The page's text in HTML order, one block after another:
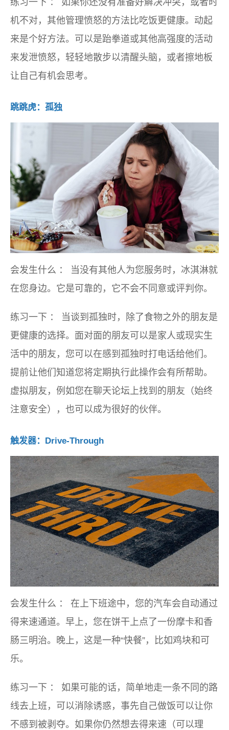
练习一下 ：
如果你还没有准备好解决冲突，或者时
机不对，其他管理愤怒的方法比吃饭更健康。动起
来是个好方法。可以是跆拳道或其他高强度的活动
来发泄愤怒，轻轻地散步以清醒头脑，或者擦地板
让自己有机会思考。
跳跳虎：孤独
会发生什么 ：
当没有其他人为您服务时，冰淇淋就
在您身边。它是可靠的，它不会不同意或评判你。
练习一下 ：
当谈到孤独时，除了食物之外的朋友是
更健康的选择。面对面的朋友可以是家人或现实生
活中的朋友，您可以在感到孤独时打电话给他们。
提前让他们知道您将定期执行此操作会有所帮助。
虚拟朋友，例如您在聊天论坛上找到的朋友（始终
注意安全），也可以成为很好的伙伴。
触发器：Drive-Through
会发生什么 ：
在上下班途中，您的汽车会自动通过
得来速通道。早上，您在饼干上点了一份摩卡和香
肠三明治。晚上，这是一种“快餐”，比如鸡块和可
乐。
练习一下 ：
如果可能的话，简单地走一条不同的路
线去上班，可以消除诱惑，事先自己做饭可以让你
不感到被剥夺。如果你仍然想去得来速（可以理